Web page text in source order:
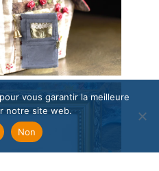
vous garantir la meilleure
notre site web.
Non